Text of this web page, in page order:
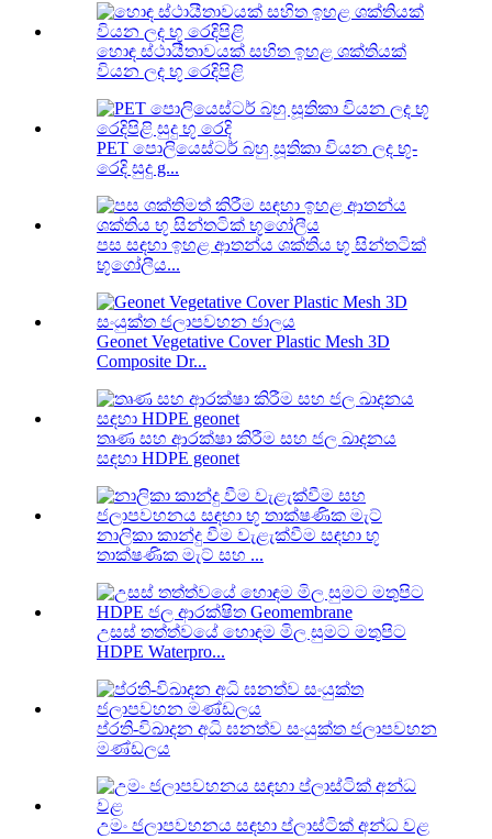
හොඳ ස්ථායීතාවයක් සහිත ඉහළ ශක්තියක්
වියන ලද භූ රෙදිපිළි
PET පොලියෙස්ටර් බහු සූතිකා වියන ලද භූ-
රෙදි සුදු g...
පස සඳහා ඉහළ ආතන්ය ශක්තිය භූ සින්තටික්
භූගෝලීය...
Geonet Vegetative Cover Plastic Mesh 3D
Composite Dr...
තෘණ සහ ආරක්ෂා කිරීම සහ ජල ඛාදනය
සඳහා HDPE geonet
නාලිකා කාන්දු වීම වැළැක්වීම සඳහා භූ
තාක්ෂණික මැට් සහ ...
උසස් තත්ත්වයේ හොඳම මිල සුමට මතුපිට
HDPE Waterpro...
ප්රති-විඛාදන අධි ඝනත්ව සංයුක්ත ජලාපවහන
මණ්ඩලය
උමං ජලාපවහනය සඳහා ප්ලාස්ටික් අන්ධ වළ